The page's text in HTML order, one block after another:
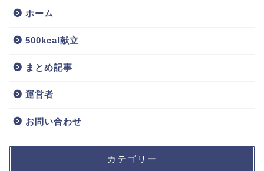
ホーム
500kcal献立
まとめ記事
運営者
お問い合わせ
カテゴリー